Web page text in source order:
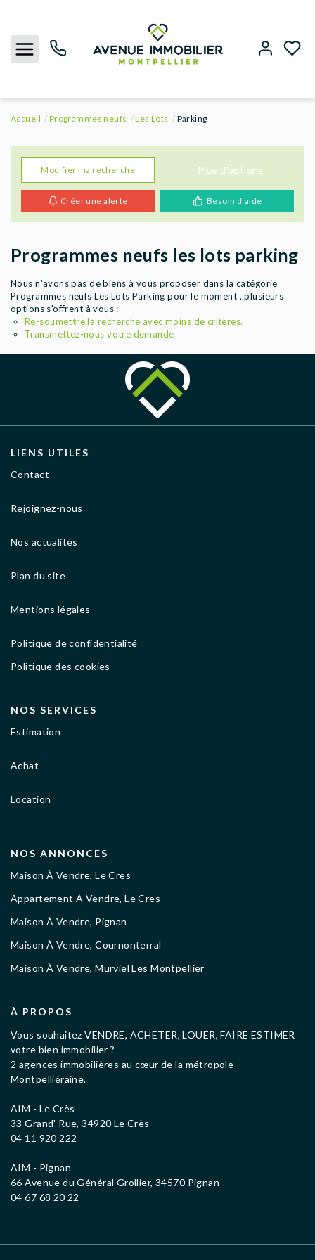
ACHETER
LOUER
BIENS VENDUS
ESTIMER
AGENCES
Accueil Programmes neufs Les Lots Parking
Modifier ma recherche Plus d'options
Créer une alerte Besoin d'aide
Programmes neufs les lots parking
Nous n'avons pas de biens à vous proposer dans la catégorie
Programmes neufs Les Lots Parking pour le moment , plusieurs
options s'offrent à vous :
Re-soumettre la recherche avec moins de critères.
Transmettez-nous votre demande
LIENS UTILES
Contact
Rejoignez-nous
Nos actualités
Plan du site
Mentions légales
Politique de confidentialité
Politique des cookies
NOS SERVICES
Estimation
Achat
Location
NOS ANNONCES
Maison À Vendre, Le Cres
Appartement À Vendre, Le Cres
Maison À Vendre, Pignan
Maison À Vendre, Cournonterral
Maison À Vendre, Murviel Les Montpellier
À PROPOS
Vous souhaitez VENDRE, ACHETER, LOUER, FAIRE ESTIMER
votre bien immobilier ?
2 agences immobilières au cœur de la métropole
Montpelliéraine.
AIM - Le Crès
33 Grand' Rue, 34920 Le Crès
04 11 920 222
AIM - Pignan
66 Avenue du Général Grollier, 34570 Pignan
04 67 68 20 22